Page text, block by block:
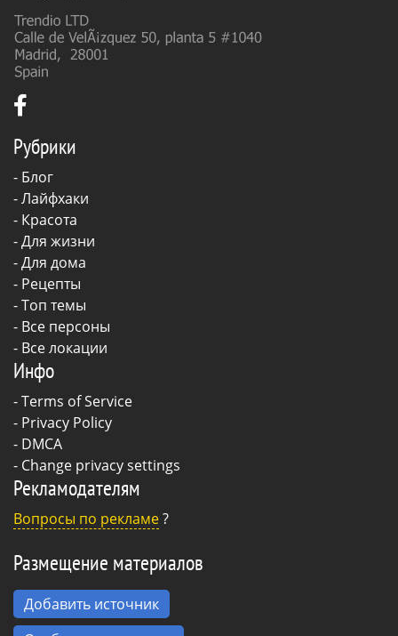
Рубрики
- Блог
-Лайфхаки
- Красота
-Для жизни
-Для дома
- Рецепты
- Топ темы
- Все персоны
- Все локации
Инфо
-Terms of Service
- Privacy Policy
- DMCA
- Change privacy settings
Рекламодателям
Вопросы по рекламе?
Размещение материалов
Добавить источник